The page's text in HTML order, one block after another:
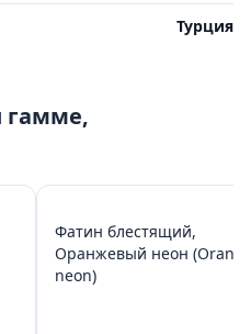
Турция
гамме,
Фатин блестящий,
Оранжевый неон
neon)